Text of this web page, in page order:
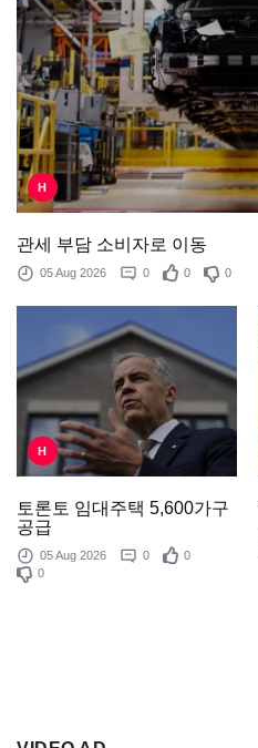
H
관세 부담 소비자로 이동
05 Aug 2026 0 0 0
H
토론토 임대주택 5,600가구
공급
05 Aug 2026 0
0
0